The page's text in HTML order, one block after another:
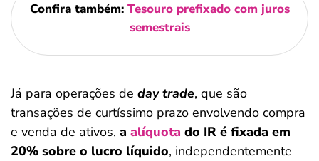
Confira também: Tesouro prefixado com juros
semestrais
Já para operações de day trade, que são
transações de curtíssimo prazo envolvendo compra
e venda de ativos, a alíquota do IR é fixada em
20% sobre o lucro líquido, independentemente